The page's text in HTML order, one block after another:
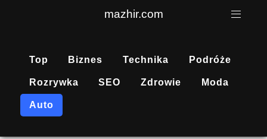
mazhir.com
Top Biznes Technika Podróże
Rozrywka SEO Zdrowie Moda
Auto